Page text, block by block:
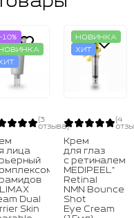
10%
(3
отзыва)
лица
Dual
Skin
НОВИНКА
ХИТ
(4
Крем
для глаз
с ретиналем
MEDIPEEL⁺
Retinal
NMN Bounce
Shot
Eye Cream